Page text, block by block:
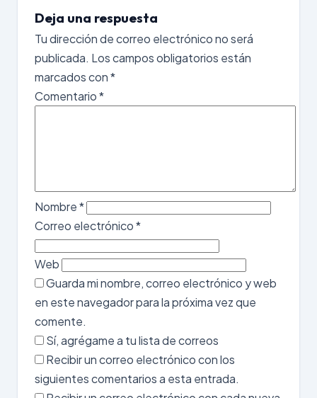
Deja una respuesta
Tu dirección de correo electrónico no será
publicada. Los campos obligatorios están
marcados con*
Comentario*
Nombre*
Correo electrónico*
Web
Guarda mi nombre, correo electrónico y web
en este navegador para la próxima vez que
comente.
Sí, agrégame a tu lista de correos
Recibir un correo electrónico con los
siguientes comentarios a esta entrada.